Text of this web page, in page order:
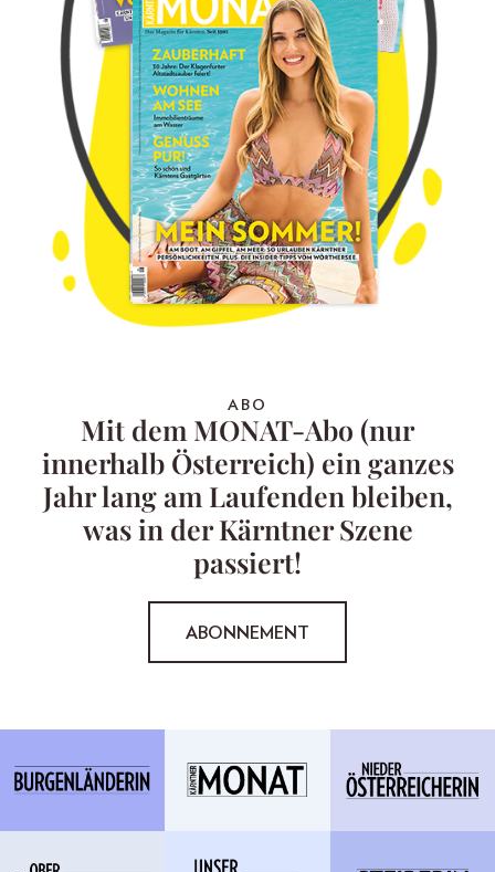
ABO
Mit dem MONAT-Abo (nur
innerhalb Österreich) ein ganzes
Jahr lang am Laufenden bleiben,
was in der Kärntner Szene
passiert!
ABONNEMENT